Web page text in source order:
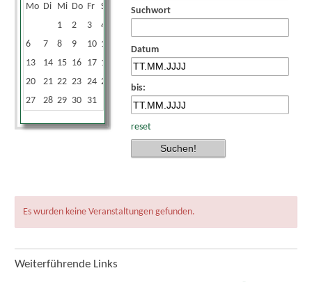
Mo Di Mi Do Fr Sa
1
2 3 4
6
7 8 9 10 11
13
14 15 16 17 18
20
21 22 23 24 25
27
28 29 30 31
Suchwort
Datum
bis:
reset
Es wurden keine Veranstaltungen gefunden.
Weiterführende Links